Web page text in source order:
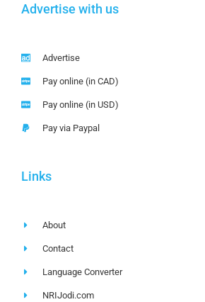
Advertise with us
Advertise
Pay online (in CAD)
Pay online (in USD)
Pay via Paypal
Links
About
Contact
Language Converter
NRIJodi.com